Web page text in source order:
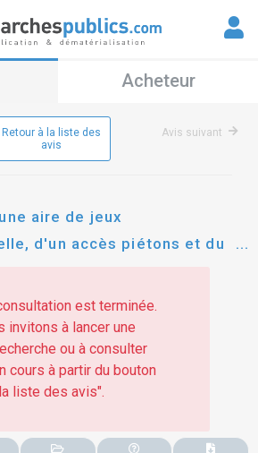
Acheteur
Retour à la liste des
avis
Avis suivant
aire de jeux
d'un accès piétons et du
est terminée.
invitons à lancer une
ou à consulter
cours à partir du bouton
liste des avis".